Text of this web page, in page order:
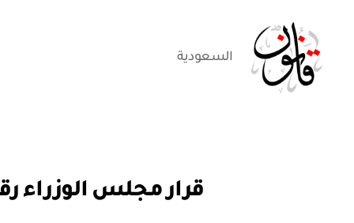
السعودية
التصنيفات